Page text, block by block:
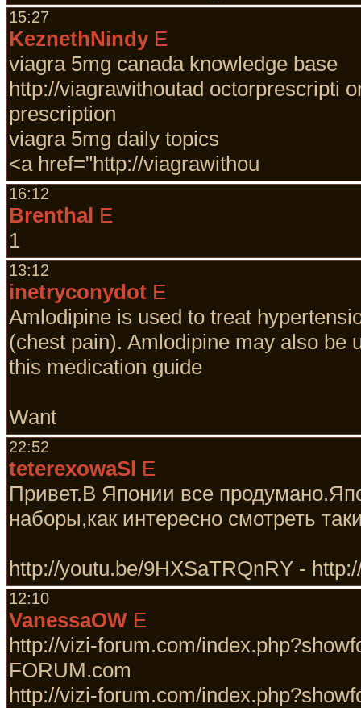
15:27
KeznethNindy E
viagra 5mg canada knowledge base
http://viagrawithoutad octorprescripti
prescription
viagra 5mg daily topics
<a href="http://viagrawithou
16:12
Brenthal E
1
13:12
inetryconydot E
Amlodipine is used to treat
(chest pain). Amlodipine may also be
this medication guide
Want
22:52
teterexowaSl E
Привет.В Японии все
наборы,как интересно смотреть
http://youtu.be/9HXSaTRQnRY -
12:10
VanessaOW E
http://vizi-forum.com/
FORUM.com
http://vizi-forum.com/